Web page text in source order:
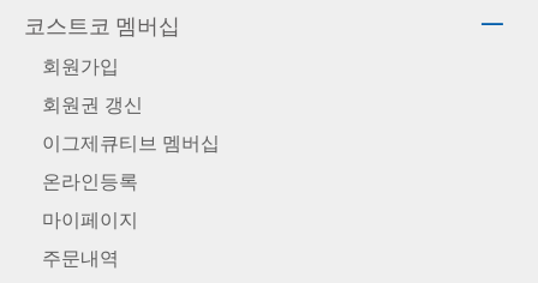
코스트코 멤버십
회원가입
회원권 갱신
이그제큐티브 멤버십
온라인등록
마이페이지
주문내역